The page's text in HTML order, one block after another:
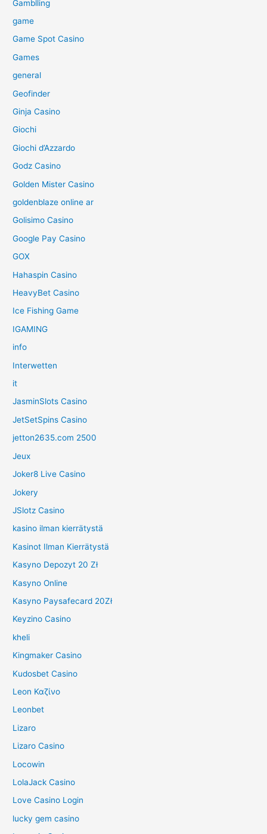
Gamblling
game
Game Spot Casino
Games
general
Geofinder
Ginja Casino
Giochi
Giochi d’Azzardo
Godz Casino
Golden Mister Casino
goldenblaze online ar
Golisimo Casino
Google Pay Casino
GOX
Hahaspin Casino
HeavyBet Casino
Ice Fishing Game
IGAMING
info
Interwetten
it
JasminSlots Casino
JetSetSpins Casino
jetton2635.com 2500
Jeux
Joker8 Live Casino
Jokery
JSlotz Casino
kasino ilman kierrätystä
Kasinot Ilman Kierrätystä
Kasyno Depozyt 20 Zł
Kasyno Online
Kasyno Paysafecard 20Zł
Keyzino Casino
kheli
Kingmaker Casino
Kudosbet Casino
Leon Καζίνο
Leonbet
Lizaro
Lizaro Casino
Locowin
LolaJack Casino
Love Casino Login
lucky gem casino